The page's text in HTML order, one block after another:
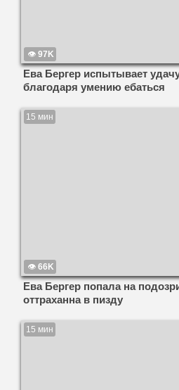
97K
Ева Бергер испытывает
благодаря умению ебаться
15 мин
66K
Ева Бергер попала на
оттраханна в пизду
15 мин